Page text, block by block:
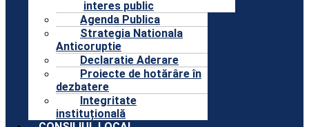
interes public
Agenda Publica
Strategia Nationala
Anticoruptie
Declaratie Aderare
Proiecte de hotărâre în
dezbatere
Integritate
instituțională